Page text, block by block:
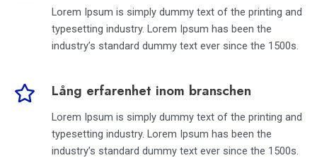
Lorem Ipsum is simply dummy text of the printing and
typesetting industry. Lorem Ipsum has been the
industry’s standard dummy text ever since the 1500s.
Lång erfarenhet inom branschen
Lorem Ipsum is simply dummy text of the printing and
typesetting industry. Lorem Ipsum has been the
industry’s standard dummy text ever since the 1500s.